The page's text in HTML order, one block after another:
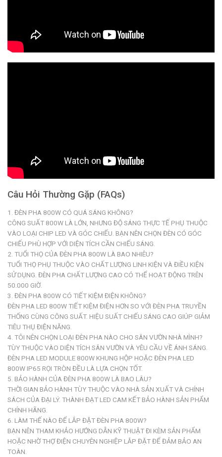
Câu Hỏi Thường Gặp (FAQs)
1. ĐÈN PHA 800W CÓ QUÁ SÁNG KHÔNG?
CÔNG SUẤT 800W LÀ LỚN, NHƯNG ĐỘ SÁNG THỰC TẾ PHỤ THUỘC
VÀO LOẠI CHIP LED VÀ GÓC CHIẾU. BẠN NÊN CHỌN ĐÈN CÓ GÓC
CHIẾU PHÙ HỢP VỚI DIỆN TÍCH CẦN CHIẾU SÁNG.
2. TUỔI THỌ CỦA ĐÈN PHA 800W LÀ BAO NHIÊU?
TUỔI THỌ PHỤ THUỘC VÀO CHẤT LƯỢNG LINH KIỆN VÀ ĐIỀU KIỆN
SỬ DỤNG. ĐÈN PHA CHẤT LƯỢNG CAO CÓ THỂ HOẠT ĐỘNG TRÊN
50.000 GIỜ.
3. ĐÈN PHA 800W CÓ TIẾT KIỆM ĐIỆN KHÔNG?
ĐÈN PHA LED 800W TIẾT KIỆM ĐIỆN HƠN SO VỚI ĐÈN PHA TRUYỀN
THỐNG CÙNG CÔNG SUẤT. HIỆU SUẤT CHIẾU SÁNG CAO GIÚP GIẢM
TIÊU THỤ ĐIỆN NĂNG.
4. TÔI NÊN CHỌN LOẠI ĐÈN PHA NÀO CHO SÂN VƯỜN NHÀ MÌNH?
TÙY THUỘC VÀO DIỆN TÍCH SÂN VƯỜN VÀ YÊU CẦU VỀ ÁNH SÁNG.
ĐÈN PHA LED MODULE 800W KHUNG HỘP HOẶC ĐÈN PHA LED
800W IP65 RỌI TRÒN ĐỀU LÀ LỰA CHỌN TỐT.
5. BẢO HÀNH CỦA ĐÈN PHA 800W LÀ BAO LÂU?
THỜI GIAN BẢO HÀNH TÙY THUỘC VÀO NHÀ SẢN XUẤT VÀ CHÍNH
SÁCH CỦA ĐẠI LÝ. THÀNH ĐẠT LED CAM KẾT BẢO HÀNH SẢN PHẨM
CHÍNH HÃNG.
6. LÀM THẾ NÀO ĐỂ LẮP ĐẶT ĐÈN PHA 800W?
BẠN NÊN THAM KHẢO HƯỚNG DẪN KỸ THUẬT ĐI KÈM SẢN PHẨM
HOẶC NHỜ THỢ ĐIỆN CHUYÊN NGHIỆP LẮP ĐẶT ĐỂ ĐẢM BẢO AN
TOÀN.